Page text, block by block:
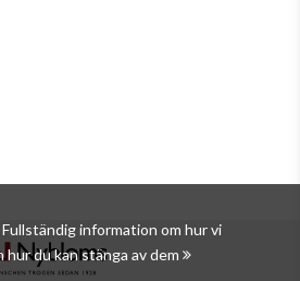
information om hur vi
hur du kan stänga av dem